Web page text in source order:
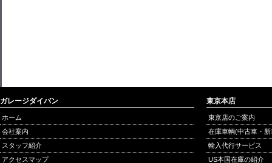
ガレージダイバン
ホーム
会社案内
スタッフ紹介
アクセスマップ
東京本店
東京店のご案内
在庫車輌(中古車・
輸入代行サービス
US本国在庫の紹介